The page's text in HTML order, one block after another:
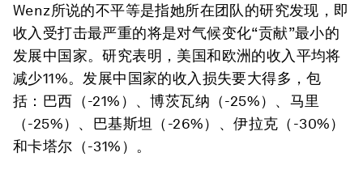
Wenz所说的不平等是指她所在团队的研究发现，即
收入受打击最严重的将是对气候变化“贡献”最小的
发展中国家。研究表明，美国和欧洲的收入平均将
减少11%。发展中国家的收入损失要大得多，包
括：巴西（-21%）、博茨瓦纳（-25%）、马里
（-25%）、巴基斯坦（-26%）、伊拉克（-30%）
和卡塔尔（-31%）。